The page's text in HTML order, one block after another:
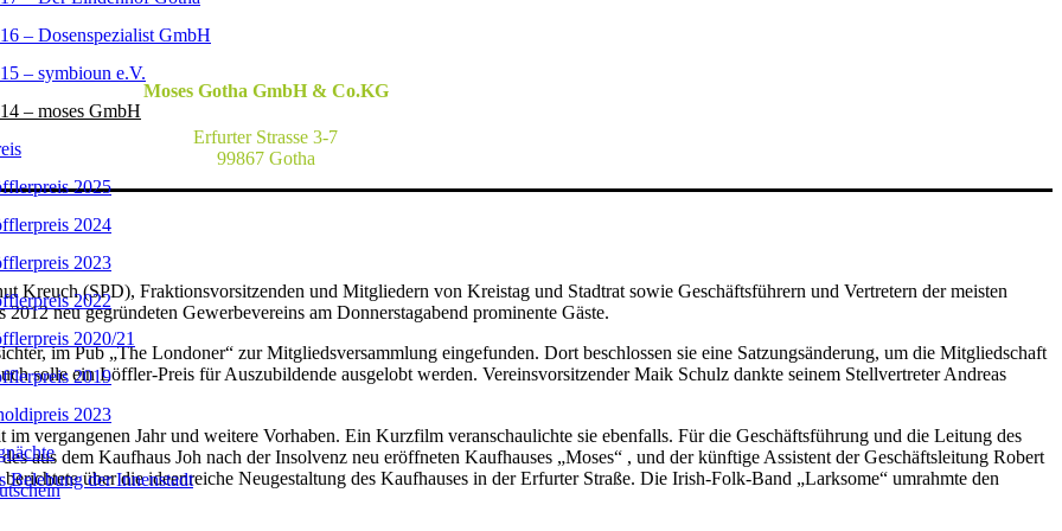
– Dosenspezialist GmbH
– symbioun e.V.
– moses GmbH
2025
2024
2023
2022
2020/21
2019
2023
Belebung der Innenstadt
GMBH
Moses Gotha GmbH & Co.KG
Erfurter Strasse 3-7
99867 Gotha
(SPD), Fraktionsvorsitzenden und Mitgliedern von Kreistag und Stadtrat sowie Geschäftsführern und Vertretern der meisten
neu gegründeten Gewerbevereins am Donnerstagabend prominente Gäste.
im Pub „The Londoner“ zur Mitgliedsversammlung eingefunden. Dort beschlossen sie eine Satzungsänderung, um die Mitgliedschaft
solle ein Löffler-Preis für Auszubildende ausgelobt werden. Vereinsvorsitzender Maik Schulz dankte seinem Stellvertreter Andreas
vergangenen Jahr und weitere Vorhaben. Ein Kurzfilm veranschaulichte sie ebenfalls. Für die Geschäftsführung und die Leitung des
aus dem Kaufhaus Joh nach der Insolvenz neu eröffneten Kaufhauses „Moses“ , und der künftige Assistent der Geschäftsleitung Robert
über die ideenreiche Neugestaltung des Kaufhauses in der Erfurter Straße. Die Irish-Folk-Band „Larksome“ umrahmte den